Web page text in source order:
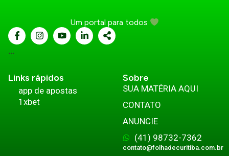
Um portal para todos
...
Links rápidos
app de apostas
1xbet
Sobre
SUA MATÉRIA AQUI
CONTATO
ANUNCIE
(41) 98732-7362
contato@folhadecuritiba.com.br